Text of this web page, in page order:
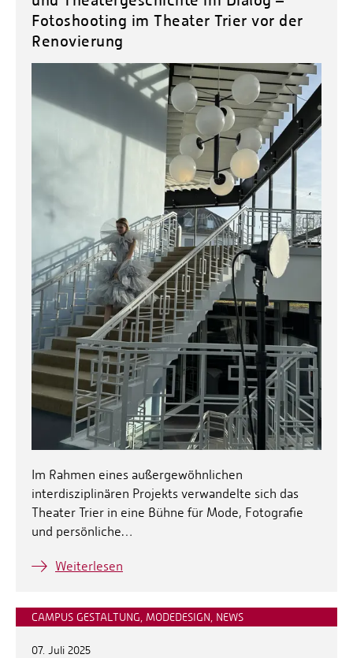
Fotoshooting im Theater Trier vor der
Renovierung
Im Rahmen eines außergewöhnlichen
interdisziplinären Projekts verwandelte sich das
Theater Trier in eine Bühne für Mode, Fotografie
und persönliche…
Weiterlesen
CAMPUS GESTALTUNG, MODEDESIGN, NEWS
07. Juli 2025